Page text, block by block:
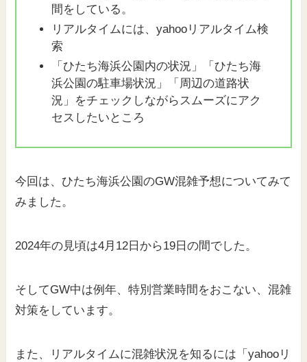
間をしている。
リアルタイムには、yahooリアルタイム検
索
「ひたち海浜公園内の状況」「ひたち海
浜公園の駐車場状況」「周辺の道路状
況」をチェックしながらスムーズにアク
セスしたいところ
今回は、ひたち海浜公園のGW混雑予想についてみて
みました。
2024年の見頃は4月12日から19日の間でした。
そしてGW中は例年、特別営業時間をおこない、混雑
対策をしています。
また、リアルタイムに混雑状況を知るには「yahooリ